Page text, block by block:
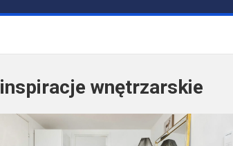
inspiracje wnętrzarskie